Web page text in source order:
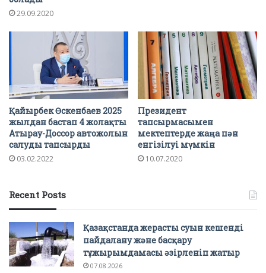
29.09.2020
Қайырбек Өскенбаев 2025
жылдан бастап 4 жолақты
Атырау-Доссор автожолын
салуды тапсырды
03.02.2022
Президент
тапсырмасымен
мектептерде жаңа пән
енгізілуі мүмкін
10.07.2020
Recent Posts
Қазақстанда жерасты суын кешенді
пайдалану және басқару
тұжырымдамасы әзірленіп жатыр
07.08.2026